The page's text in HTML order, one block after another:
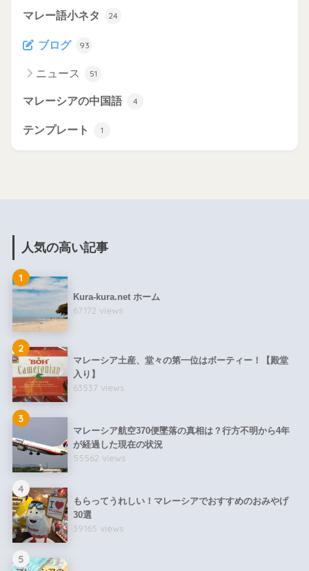
マレー語小ネタ 24
ブログ 93
ニュース 51
マレーシアの中国語 4
テンプレート 1
人気の高い記事
1
Kura-kura.net ホーム
67172 views
2
マレーシア土産、堂々の第一位はボーティー！【殿堂
入り】
63537 views
3
マレーシア航空370便墜落の真相は？行方不明から4年
が経過した現在の状況
55562 views
4
もらってうれしい！マレーシアでおすすめのおみやげ
30選
39165 views
5